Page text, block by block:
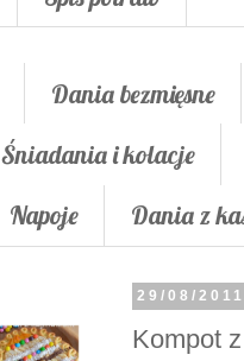
Dania bezmięsne
Śniadania i kolacje
Napoje Dania z
29/08/
Kompot